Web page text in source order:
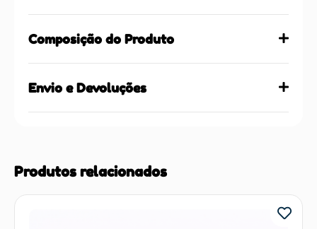
Composição do Produto
Envio e Devoluções
Produtos relacionados